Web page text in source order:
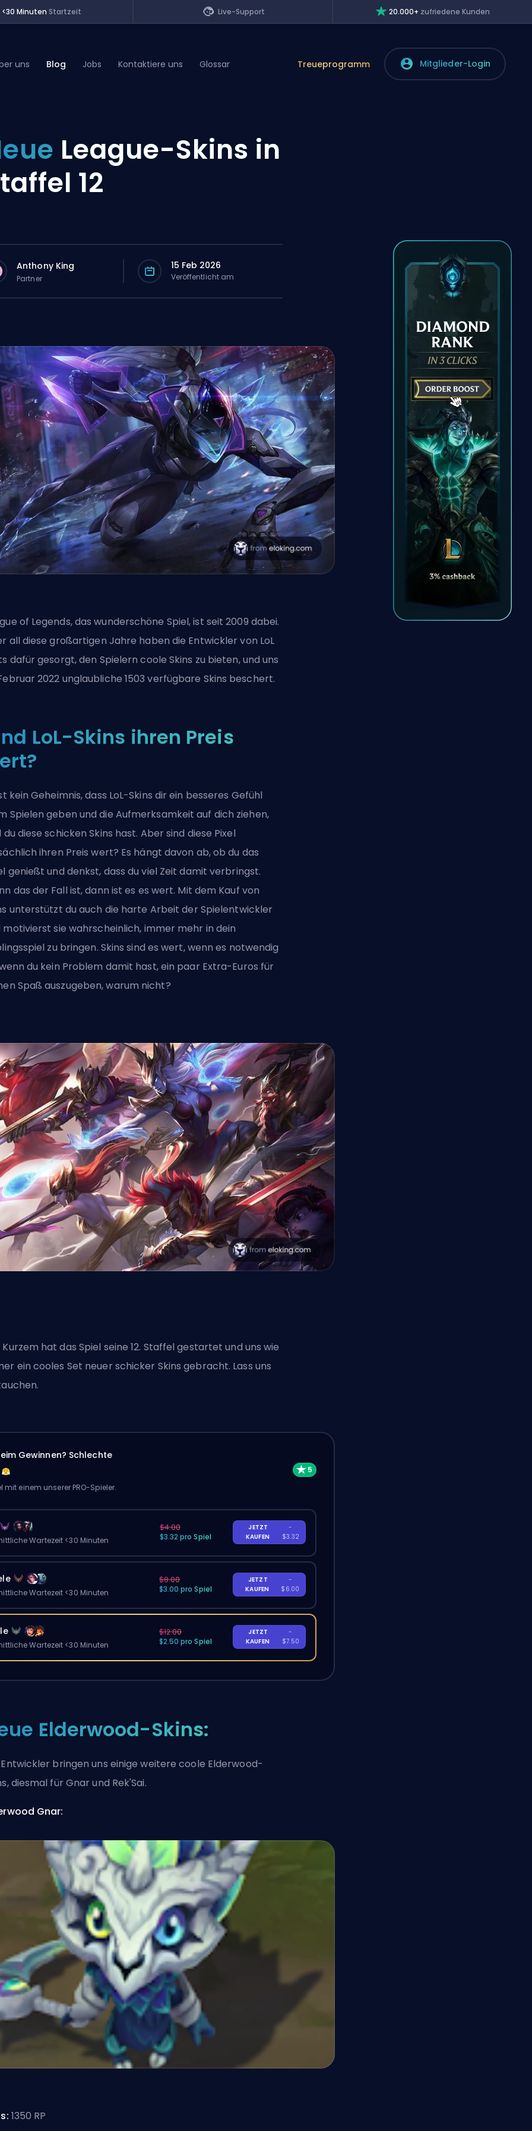
<30 Minuten Startzeit Live-Support 20.000+ zufriedene Kunden
uns Blog Jobs Kontaktiere uns Glossar Treueprogramm Mitglieder-Login
League-Skins in
12
Anthony King
Partner
15 Feb 2026
Veröffentlicht am
of Legends, das wunderschöne Spiel, ist seit 2009 dabei.
all diese großartigen Jahre haben die Entwickler von LoL
dafür gesorgt, den Spielern coole Skins zu bieten, und uns
2022 unglaubliche 1503 verfügbare Skins beschert.
LoL-Skins ihren Preis
kein Geheimnis, dass LoL-Skins dir ein besseres Gefühl
Spielen geben und die Aufmerksamkeit auf dich ziehen,
du diese schicken Skins hast. Aber sind diese Pixel
ihren Preis wert? Es hängt davon ab, ob du das
genießt und denkst, dass du viel Zeit damit verbringst.
das der Fall ist, dann ist es es wert. Mit dem Kauf von
unterstützt du auch die harte Arbeit der Spielentwickler
motivierst sie wahrscheinlich, immer mehr in dein
zu bringen. Skins sind es wert, wenn es notwendig
du kein Problem damit hast, ein paar Extra-Euros für
Spaß auszugeben, warum nicht?
hat das Spiel seine 12. Staffel gestartet und uns wie
ein cooles Set neuer schicker Skins gebracht. Lass uns
Gewinnen? Schlechte
mit einem unserer PRO-Spieler.
Wartezeit <30 Minuten
$4.00
$3.32 pro Spiel
JETZT
KAUFEN
-
$3.32
Wartezeit <30 Minuten
$8.00
$3.00 pro Spiel
JETZT
KAUFEN
-
$6.00
Wartezeit <30 Minuten
$12.00
$2.50 pro Spiel
JETZT
KAUFEN
-
$7.50
Elderwood-Skins:
bringen uns einige weitere coole Elderwood-
diesmal für Gnar und Rek'Sai.
Gnar:
1350 RP